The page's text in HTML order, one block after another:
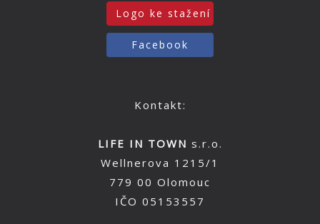
Logo ke stažení
Facebook
Kontakt:
LIFE IN TOWN s.r.o.
Wellnerova 1215/1
779 00 Olomouc
IČO 05153557